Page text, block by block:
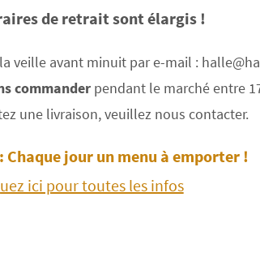
de retrait sont élargis !
veille avant minuit par e-mail :
commander pendant le marché entre
une livraison, veuillez nous contacter.
: Chaque jour un menu à emporter !
ici pour toutes les infos